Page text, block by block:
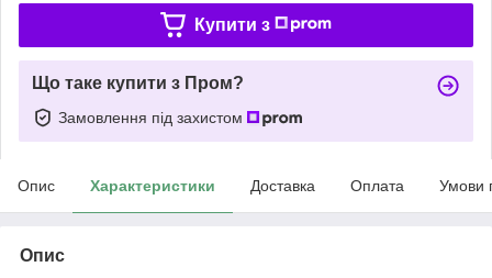
Купити з
Що таке купити з Пром?
Замовлення під захистом
Опис Характеристики Доставка Оплата Умови
Опис